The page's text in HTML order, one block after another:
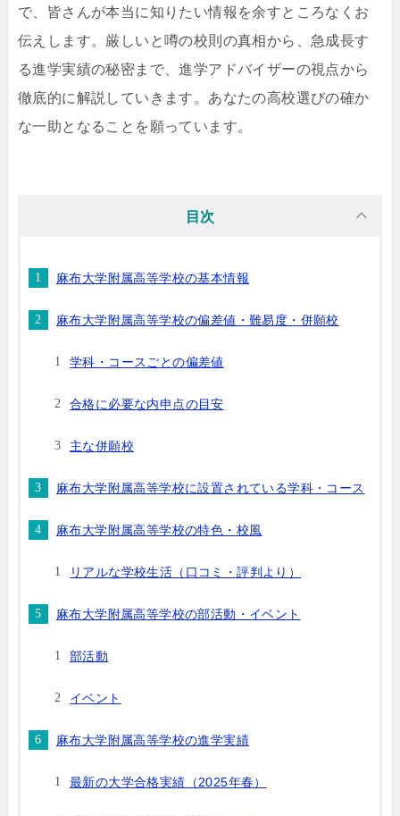
で、皆さんが本当に知りたい情報を余すところなくお
伝えします。厳しいと噂の校則の真相から、急成長す
る進学実績の秘密まで、進学アドバイザーの視点から
徹底的に解説していきます。あなたの高校選びの確か
な一助となることを願っています。
目次
麻布大学附属高等学校の基本情報
麻布大学附属高等学校の偏差値・難易度・併願校
学科・コースごとの偏差値
合格に必要な内申点の目安
主な併願校
麻布大学附属高等学校に設置されている学科・コース
麻布大学附属高等学校の特色・校風
リアルな学校生活（口コミ・評判より）
麻布大学附属高等学校の部活動・イベント
部活動
イベント
麻布大学附属高等学校の進学実績
最新の大学合格実績（2025年春）